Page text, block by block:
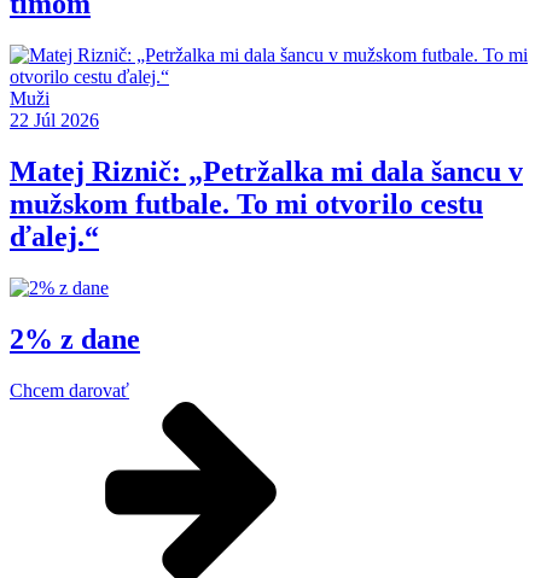
Muži
22 Júl 2026
Matej Riznič: „Petržalka mi dala šancu v
mužskom futbale. To mi otvorilo cestu
ďalej.“
2% z dane
Chcem darovať